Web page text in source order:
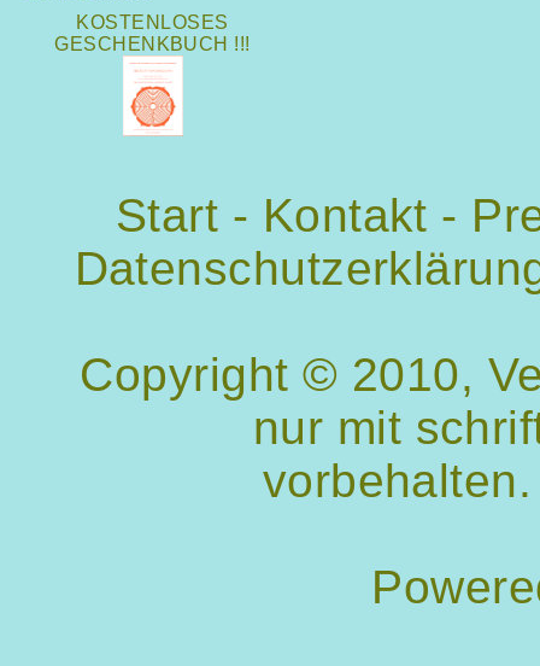
KOSTENLOSES
GESCHENKBUCH !!!
Start - Kontakt -
Copyright © 2010,
nur mit